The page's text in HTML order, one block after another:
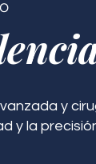
y
y la